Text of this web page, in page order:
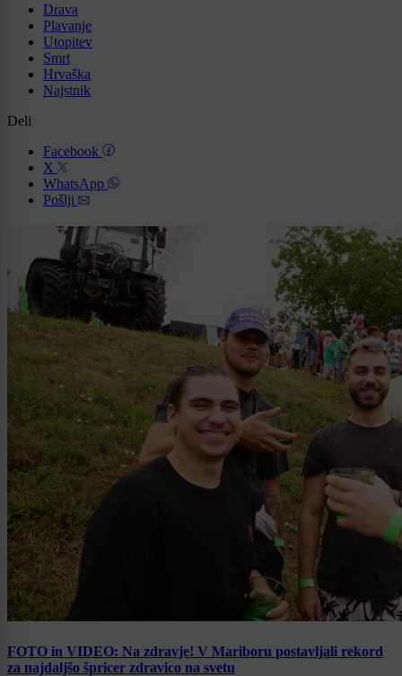
Drava
Plavanje
Utopitev
Smrt
Hrvaška
Najstnik
Deli
Facebook
X
WhatsApp
Pošlji
FOTO in VIDEO: Na zdravje! V Mariboru postavljali rekord
za najdaljšo špricer zdravico na svetu